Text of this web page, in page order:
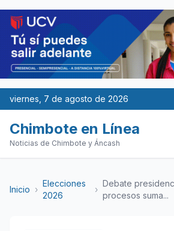
viernes, 7 de agosto de 2026
Chimbote en Línea
Noticias de Chimbote y Áncash
Inicio ›
Elecciones
2026
›
Debate
procesos suma...